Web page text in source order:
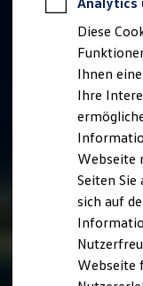
Für
Für
Leasing
Für
Für
Kfz-
Besitzer & Service
Reparatur
Diese
Ihnen
Ihre
Webseite
Seiten
sich auf
Webseite